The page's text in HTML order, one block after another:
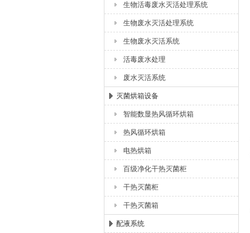
生物活毒废水灭活处理系统
生物废水灭活处理系统
生物废水灭活系统
活毒废水处理
废水灭活系统
灭菌烘箱设备
智能数显热风循环烘箱
热风循环烘箱
电热烘箱
百级净化干热灭菌柜
干热灭菌柜
干热灭菌箱
配液系统